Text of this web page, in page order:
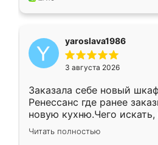
yaroslava1986
3 августа 2026
Заказала себе новый
Ренессанс где ранее
новую кухню.Чего
вполне довольна. Служит
два года, нареканий нет.
Читать полностью